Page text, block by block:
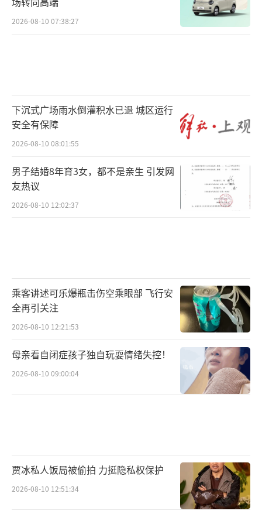
2026-08-10 07:38:27
下沉式广场雨水倒灌积水已退 城区运行
安全有保障
2026-08-10 08:01:55
男子结婚8年育3女，都不是亲生 引发网
友热议
2026-08-10 12:02:37
乘客讲述可乐爆瓶击伤空乘眼部 飞行安
全再引关注
2026-08-10 12:21:53
母亲看自闭症孩子独自玩耍情绪失控！
2026-08-10 09:00:04
贾冰私人饭局被偷拍 力挺隐私权保护
2026-08-10 12:51:34